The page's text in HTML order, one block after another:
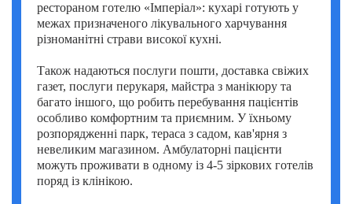
рестораном готелю «Імперіал»: кухарі готують у
межах призначеного лікувального харчування
різноманітні страви високої кухні.
Також надаються послуги пошти, доставка свіжих
газет, послуги перукаря, майстра з манікюру та
багато іншого, що робить перебування пацієнтів
особливо комфортним та приємним. У їхньому
розпорядженні парк, тераса з садом, кав'ярня з
невеликим магазином. Амбулаторні пацієнти
можуть проживати в одному із 4-5 зіркових готелів
поряд із клінікою.